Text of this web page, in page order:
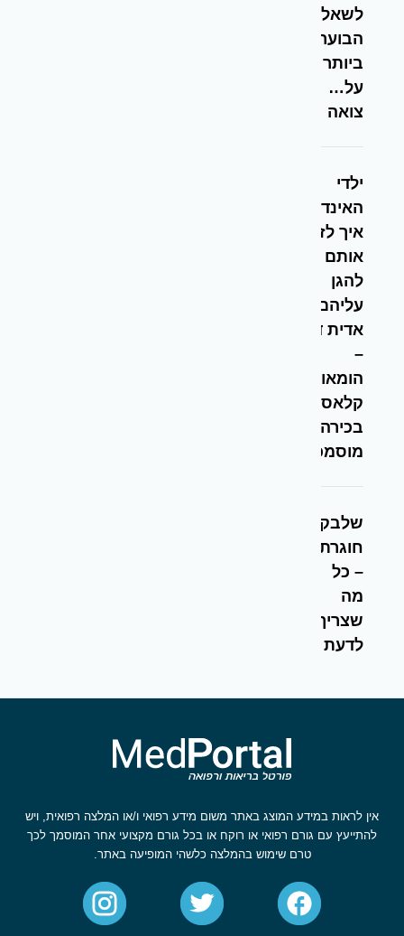
לשאלות
הבוערות
ביותר
על…
צואה
ילדי
האינדיגו –
איך לזהות
אותם ואיך
להגן
עליהם –
אדית דניאל
–
הומאופתית
קלאסית
בכירה
מוסמכת
שלבקת
חוגרת
– כל
מה
שצריך
לדעת
אין לראות במידע המוצג באתר משום מידע רפואי ו/או המלצה רפואית, ויש
להתייעץ עם גורם רפואי או רוקח או בכל גורם מקצועי אחר המוסמך לכך
טרם שימוש בהמלצה כלשהי המופיעה באתר.